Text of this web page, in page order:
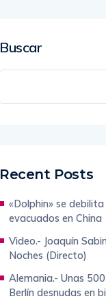
Buscar
Recent Posts
«Dolphin» se
evacuados en China
Video.- Joaquín
Noches (Directo)
Alemania.- Unas
Berlín desnudas en